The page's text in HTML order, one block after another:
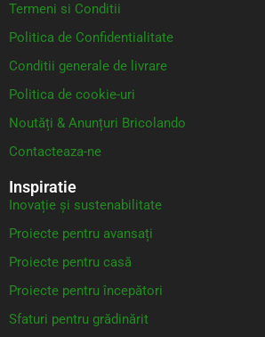
Termeni si Conditii
Politica de Confidentialitate
Conditii generale de livrare
Politica de cookie-uri
Noutăți & Anunțuri Bricolando
Contacteaza-ne
Inspiratie
Inovație și sustenabilitate
Proiecte pentru avansați
Proiecte pentru casă
Proiecte pentru începători
Sfaturi pentru grădinărit